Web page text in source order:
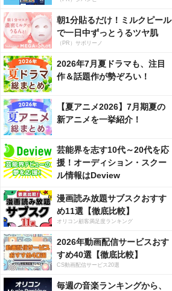
朝1分貼るだけ！ミルクピール
で一日中ずっとうるツヤ肌
（PR）サボリーノ
2026年7月夏ドラマも、注目
作＆話題作が勢ぞろい！
【夏アニメ2026】7月期夏の
新アニメを一挙紹介！
芸能界を志す10代～20代を応
援！オーディション・スクー
ル情報はDeview
漫画読み放題サブスクおすす
め11選【徹底比較】
オリコン顧客満足度ランキング
2026年動画配信サービスおす
すめ40選【徹底比較】
CS動画配信サービス20選
毎週の音楽ランキングから、